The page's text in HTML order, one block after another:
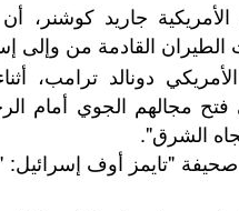
جاريد كوشنر،
الطيران القادمة من وإلى
دونالد ترامب،
فتح مجالهم الجوي أمام
الشرق".
"تايمز أوف